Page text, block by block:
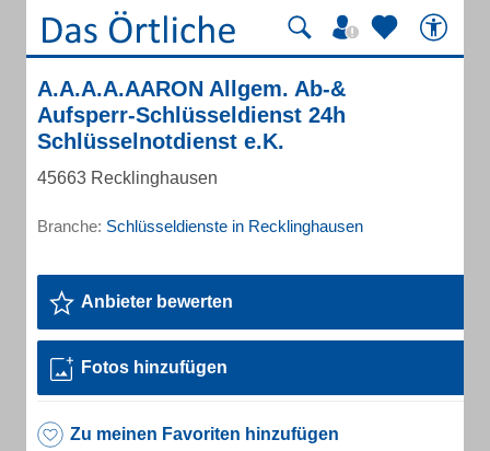
A.A.A.A.AARON Allgem. Ab-&
Aufsperr-Schlüsseldienst 24h
Schlüsselnotdienst e.K.
45663 Recklinghausen
Branche: Schlüsseldienste in Recklinghausen
Anbieter bewerten
Fotos hinzufügen
Zu meinen Favoriten hinzufügen